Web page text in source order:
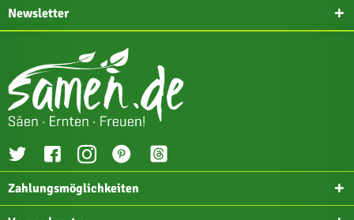
Newsletter
Zahlungsmöglichkeiten